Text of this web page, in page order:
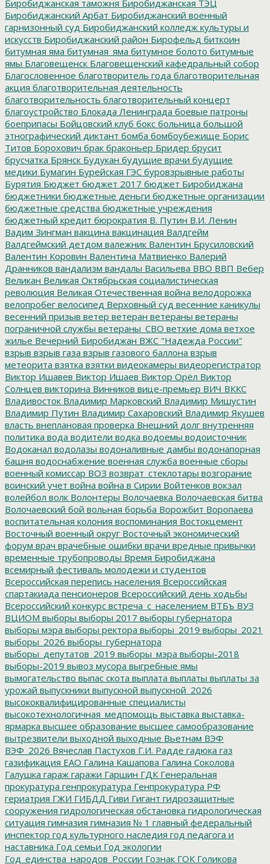
Биробиджанская таможня Биробиджанская ТЭЦ
Биробиджанский Арбат Биробиджанский военный
гарнизонный суд Биробиджанский колледж культуры и
искусств Биробиджанский район Бирофельд биткоин
битумная яма битумная_яма битумное болото битумные
ямы Благовещенск Благовещенский кафедральный собор
Благословенное благотворитель года благотворительная
акция благотворительная деятельность
благотворительность благотворительный концерт
благоустройство Блокада Ленинграда боевые патроны
боеприпасы Бойцовский клуб бокс больница большой
этнографический диктант бомба бомбоубежище Борис
Титов Борохович брак браконьер Бридер брусит
брусчатка Брянск Будукан будущие врачи будущие
медики Бумагин Бурейская ГЭС буровзрывные работы
Бурятия Бюджет бюджет 2017 бюджет Биробиджана
бюджетники бюджетные деньги бюджетные организации
бюджетные средства бюджетные учреждения
бюджетный кредит бюрократия В. Путин В.И. Ленин
Вадим Зингман вакцина вакцинация Валдгейм
Валдгеймский детдом валежник Валентин Брусиловский
Валентин Коровин Валентина Матвиенко Валерий
Дранников вандализм вандалы Васильева ВВО ВВП Вебер
Великан Великая Октябрьская социалистическая
революция Великая Отечественная война велодорожка
велопробег велосипед Верховный суд весенние каникулы
весенний призыв ветер ветеран ветераны ветераны
пограничной службы ветераны_СВО ветхие дома ветхое
жилье Вечерний Биробиджан ВЖС "Надежда России"
взрыв взрыв газа взрыв газового баллона взрыв
метеорита взятка взятки видеокамеры видеорегистратор
Виктор Ишавев Виктор Ишаев Виктор Орёл Виктор
Солнцев викторина Винников вице-премьер ВИЧ ВККС
Владивосток Владимир Марковский Владимир Мишустин
Владимир Путин Владимир Сахаровский Владимир Якушев
власть внеплановая проверка Внешний долг внутренняя
политика вода водители водка водоемы водоисточник
Водоканал водолазы водоналивные дамбы водонапорная
башня водоснабжение военная служба военные сборы
военный комиссар ВОЗ возврат_стеклотары возгорание
воинский учет война война в Сирии Войтенков вокзал
волейбол волк Волонтеры Волочаевка Волочаевская битва
Волочаевский бой вольная борьба Ворожбит Воропаева
воспитательная колония воспоминания Востокцемент
Восточный военный округ Восточный экономический
форум врач врачебные ошибки врачи вредные привычки
временные трубопроводы Время Биробиджана
всемирный фестиваль молодежи и студентов
Всероссийская перепись населения Всероссийская
спартакиада пенсионеров Всероссийский день ходьбы
Всероссийский конкурс встреча_с_населением ВТБъ ВУЗ
ВЦИОМ выборы выборы 2017 выборы губернатора
выборы мэра выборы ректора выборы_2019 выборы_2021
выборы_2026 выборы_губернатора
выборы_депутатов_2019 выборы_мэра выборы-2018
выборы-2019 вывоз мусора выгребные ямы
вымогательство выпас скота выплата выплаты выплаты за
урожай выпускники выпускной выпускной_2026
высококвалифицированные специалисты
высокотехнологичная_медпомощь выставка выставка-
ярмарка высшее образование высшее самообразование
вытрезвители выходной выходные Вьетнам ВЭФ
ВЭФ_2026 Вячеслав Пастухов Г.И. Радде гадюка газ
газификация ЕАО Галина Кашапова Галина Соколова
Галушка гараж гаражи Гаршин ГДКГенеральная
прокуратура генпрокуратура Генпрокуратура РФ
гериатрия ГЖИ ГИБДД Гиви Гигант гидрозащитные
сооружения гидрологическая обстановка гидрологическая
ситуация гимназия гимназия № 1 главный федеральный
инспектор год культурного наследия год педагога и
наставника Год семьи Год экологии
Год_единства_народов_России Гознак ГОКГоликова